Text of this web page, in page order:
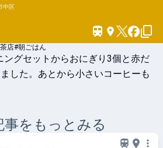
中区
店#朝ごはん
ングセットからおにぎり3個と赤だ
した。あとから小さいコーヒーも
事をもっとみる